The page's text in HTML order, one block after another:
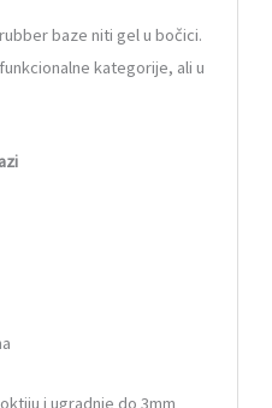
baze niti gel u bočici.
kategorije, ali u
i ugradnje do 3mm